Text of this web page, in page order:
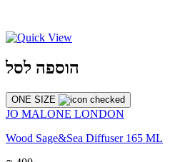
הוספה לסל
ONE SIZE
JO MALONE LONDON
Wood Sage&Sea Diffuser 165 ML